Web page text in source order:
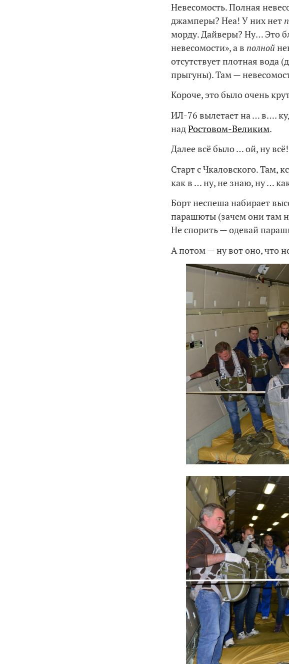
Невесомость. Полная
джамперы? Неа! У них нет
морду. Дайверы? Ну… Это
невесомости», а в полной
отсутствует плотная
прыгуны). Там —
Короче, это было очень
ИЛ-76 вылетает на … в….
надРостовом-Великим.
Далее всё было … ой, ну
Старт с Чкаловского. Там,
как в … ну, не знаю, ну …
Борт неспеша набирает
парашюты (зачем они там
Не спорить — одевай
А потом — ну вот оно, что